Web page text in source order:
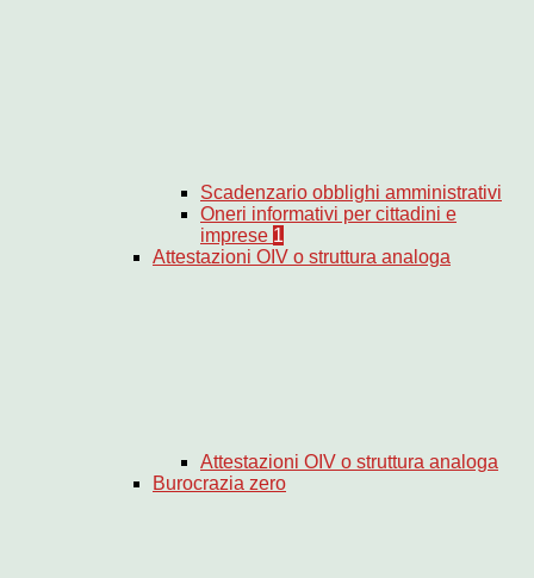
Scadenzario obblighi amministrativi
Oneri informativi per cittadini e
imprese 1
Attestazioni OIV o struttura analoga
Attestazioni OIV o struttura analoga
Burocrazia zero